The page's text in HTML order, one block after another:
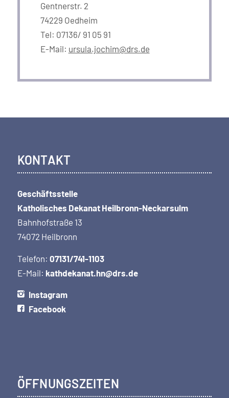
Gentnerstr. 2
74229 Oedheim
Tel: 07136/ 91 05 91
E-Mail: ursula.jochim@drs.de
KONTAKT
Geschäftsstelle
Katholisches Dekanat Heilbronn-Neckarsulm
Bahnhofstraße 13
74072 Heilbronn
Telefon: 07131/741-1103
E-Mail: kathdekanat.hn@drs.de
Instagram
Facebook
ÖFFNUNGSZEITEN